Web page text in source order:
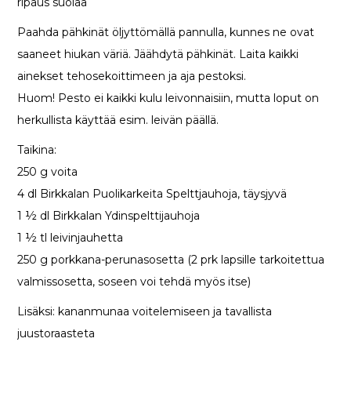
Paahda pähkinät öljyttömällä pannulla, kunnes ne ovat
saaneet hiukan väriä. Jäähdytä pähkinät. Laita kaikki
ainekset tehosekoittimeen ja aja pestoksi.
Huom! Pesto ei kaikki kulu leivonnaisiin, mutta loput on
herkullista käyttää esim. leivän päällä.
Taikina:
250 g voita
4 dl Birkkalan Puolikarkeita Spelttjauhoja, täysjyvä
1 ½ dl Birkkalan Ydinspelttijauhoja
1 ½ tl leivinjauhetta
250 g porkkana-perunasosetta (2 prk lapsille tarkoitettua
valmissosetta, soseen voi tehdä myös itse)
Lisäksi: kananmunaa voitelemiseen ja tavallista
juustoraasteta